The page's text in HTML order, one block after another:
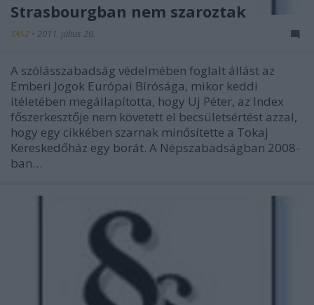
Strasbourgban nem szaroztak
TASZ • 2011. július 20.
A szólásszabadság védelmében foglalt állást az
Emberi Jogok Európai Bírósága, mikor keddi
ítéletében megállapította, hogy Uj Péter, az Index
főszerkesztője nem követett el becsületsértést azzal,
hogy egy cikkében szarnak minősítette a Tokaj
Kereskedőház egy borát. A Népszabadságban 2008-
ban…